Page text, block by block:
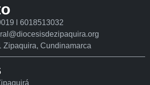
l 6018513032
Zipaquira, Cundinamarca